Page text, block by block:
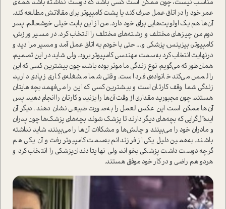
مناسب نیست، چون ممکن ا‌ست کسی باشد که دوست نداشته باشد همه‌ی
عمر خود را در اتاق عمل صرف کند یا پشت کامپیوتر برای مقالاتش مطالعه کند.
آن‌ها هم یک اولویت‌هایی برای خود دارد. من از این بابت خیلی خوشحالم. پسر
دوم من چیزهای مختلف و رشته‌های مختلف را انتخاب کرد. در مسیر ورزش،
کامپیوتر، بیزینس، پزشکی و... حتی با خودم به اتاق عمل آمد و مسیر مرا دید و
در‌نهایت انتخاب کرد به‌سمت مهندسی کامپیوتر برود. ولی شاید در این تصمیم،
همان‌طور که می‌گویم، نوع زندگی ما موثر بوده باشد، چون بیشترین کسی که این
را لمس می‌کند خانواده‌ی فرد ا‌ست. وقتی شما مشغله‌ی کاری زیادی دارید،
زندگی شما وقف کارتان ا‌ست و بیشترین کسی که این را می‌فهمد بچه‌هایتان
هستند‌. چون مجبورید مقداری از وقت آن‌ها را بزنید و کارتان را انجام دهید. پس
آن‌ها ممکن ا‌ست این عکس‌العمل را به‌صورت طبیعی نشان دهند. دیگر آن
ایده‌آل‌گرایی که بچه‌های دیگر دارند تا پزشک شوند، بچه‌های پزشک‌ها چون پدران
و مادران خود را می‌بینند و چالش‌ها و مشکلات آن‌ها را می‌بینند، شاید نداشته
باشند. به‌همین دلیل یکی از فرزندانم به‌سمت کامپیوتر رفت و آن یکی هم
گرچه دوست داشت پزشکی بخواند، ولی نهایتا دندان‌پزشکی را انتخاب کرد و
هر‌دو هم راضی و در کار خود موفق هستند‌.